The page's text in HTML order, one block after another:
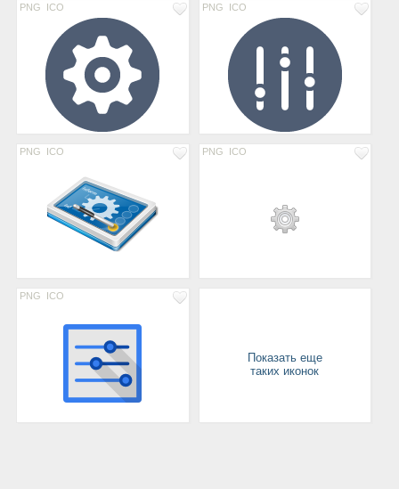
PNG ICO PNG ICO
PNG ICO PNG ICO
PNG ICO
Показать еще
таких иконок